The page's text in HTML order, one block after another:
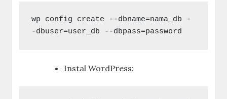
wp config create --dbname=nama_db -
Instal WordPress: